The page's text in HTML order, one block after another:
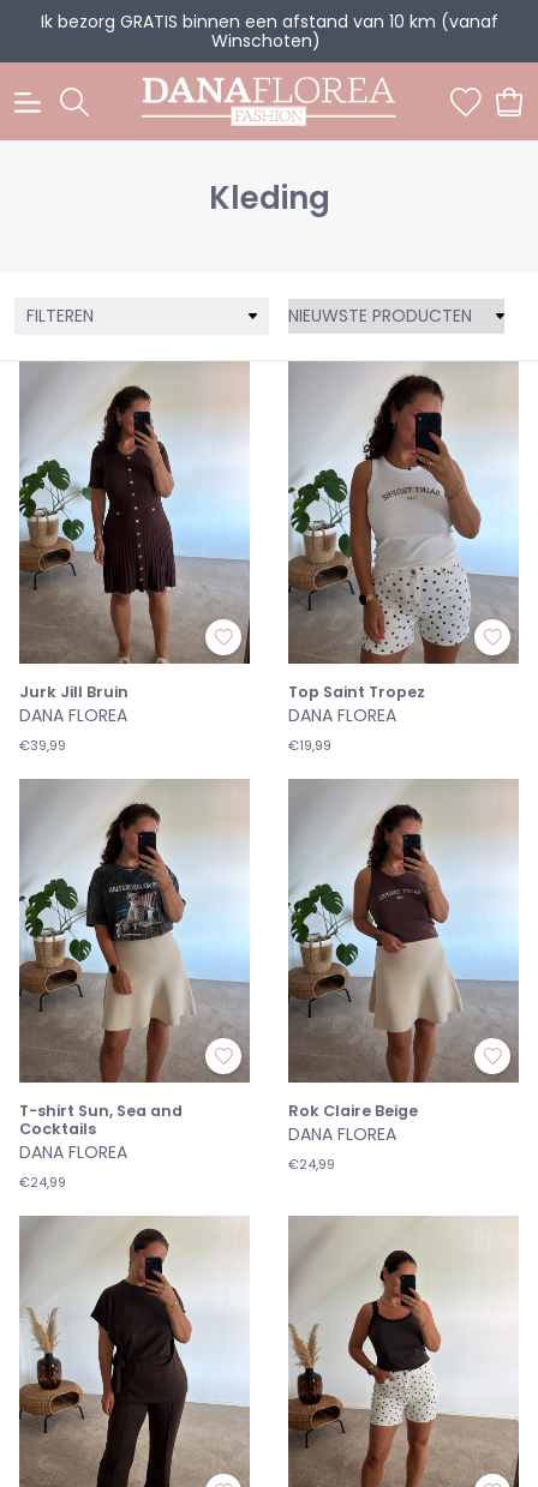
Ik bezorg GRATIS binnen een afstand van 10 km (vanaf
Winschoten)
Kleding
FILTEREN
Jurk Jill Bruin
DANA FLOREA
€39,99
Top Saint Tropez
DANA FLOREA
€19,99
T-shirt Sun, Sea and
Cocktails
DANA FLOREA
€24,99
Rok Claire Beige
DANA FLOREA
€24,99